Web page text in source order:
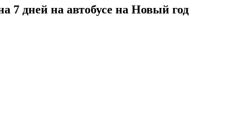
дней на автобусе на Новый год